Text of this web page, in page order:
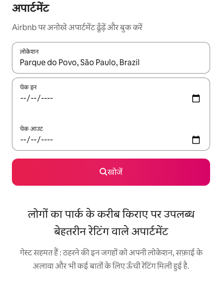
अपार्टमेंट
Airbnb पर अनोखे अपार्टमेंट ढूँढ़ें और बुक करें
लोकेशन
नतीजों के उपलब्ध होने पर, अप और डाउन 'ऐरो की' का इस्तेमाल करके नेविगेट
चेक इन
चेक आउट
खोजें
लोगों का पार्क के करीब किराए पर उपलब्ध
बेहतरीन रेटिंग वाले अपार्टमेंट
गेस्ट सहमत हैं : ठहरने की इन जगहों को अपनी लोकेशन, सफ़ाई के
अलावा और भी कई बातों के लिए ऊँची रेटिंग मिली हुई है.